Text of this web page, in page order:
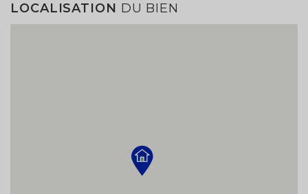
LOCALISATION DU BIEN
Vous serez notifié par email dès l'arrivée d'une
annonce correspondant à vos critères.